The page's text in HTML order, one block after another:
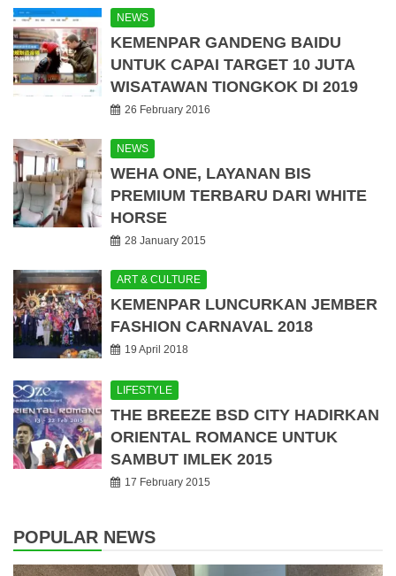
NEWS
KEMENPAR GANDENG BAIDU
UNTUK CAPAI TARGET 10 JUTA
WISATAWAN TIONGKOK DI 2019
26 February 2016
NEWS
WEHA ONE, LAYANAN BIS
PREMIUM TERBARU DARI WHITE
HORSE
28 January 2015
ART & CULTURE
KEMENPAR LUNCURKAN JEMBER
FASHION CARNAVAL 2018
19 April 2018
LIFESTYLE
THE BREEZE BSD CITY HADIRKAN
ORIENTAL ROMANCE UNTUK
SAMBUT IMLEK 2015
17 February 2015
POPULAR NEWS